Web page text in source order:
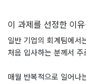
이 과제를 선정한 이
일반 기업의 회계팀에서
처음 입사하는 분께서
매월 반복적으로 일어나